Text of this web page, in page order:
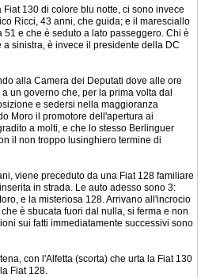
130 di colore blu notte, ci sono invece
Ricci, 43 anni, che guida; e il maresciallo
e che è seduto a lato passeggero. Chi è
sinistra, è invece il presidente della DC
alla Camera dei Deputati dove alle ore
un governo che, per la prima volta dal
e sedersi nella maggioranza
Moro il promotore dell'apertura ai
a molti, e che lo stesso Berlinguer
il non troppo lusinghiero termine di
viene preceduto da una Fiat 128 familiare
in strada. Le auto adesso sono 3:
e la misteriosa 128. Arrivano all'incrocio
è sbucata fuori dal nulla, si ferma e non
sui fatti immediatamente successivi sono
con l'Alfetta (scorta) che urta la Fiat 130
Fiat 128.